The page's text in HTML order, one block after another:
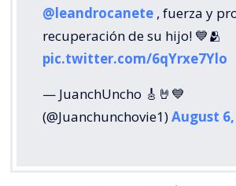
@leandrocanete , fuerza y
recuperación de su hijo! 💙🫂
pic.twitter.com/6qYrxe7Ylo
— JuanchUncho 🎸🤘💙
(@Juanchunchovie1)August